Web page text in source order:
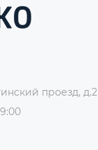
проезд, д.2